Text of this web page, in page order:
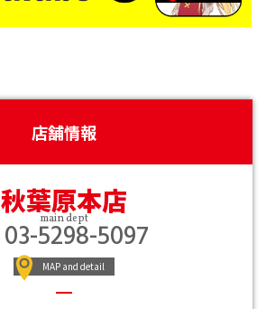
店舗情報
秋葉原本店
main dept
03-5298-5097
MAP and detail